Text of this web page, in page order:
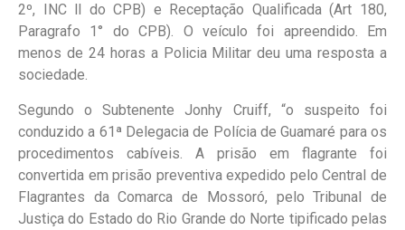
2º, INC ll do CPB) e Receptação Qualificada (Art 180,
Paragrafo 1° do CPB). O veículo foi apreendido. Em
menos de 24 horas a Policia Militar deu uma resposta a
sociedade.
Segundo o Subtenente Jonhy Cruiff, “o suspeito foi
conduzido a 61ª Delegacia de Polícia de Guamaré para os
procedimentos cabíveis. A prisão em flagrante foi
convertida em prisão preventiva expedido pelo Central de
Flagrantes da Comarca de Mossoró, pelo Tribunal de
Justiça do Estado do Rio Grande do Norte tipificado pelas